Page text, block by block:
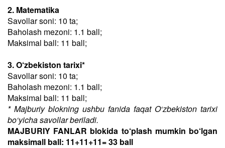
2. Matematika
Savollar soni: 10 ta;
Baholash mezoni: 1.1 ball;
Maksimal ball: 11 ball;
3. O‘zbekiston tarixi*
Savollar soni: 10 ta;
Baholash mezoni: 1.1 ball;
Maksimal ball: 11 ball;
* Majburiy blokning ushbu fanida faqat O‘zbekiston tarixi
bo‘yicha savollar beriladi.
MAJBURIY FANLAR blokida to‘plash mumkin bo‘lgan
maksimall ball: 11+11+11= 33 ball